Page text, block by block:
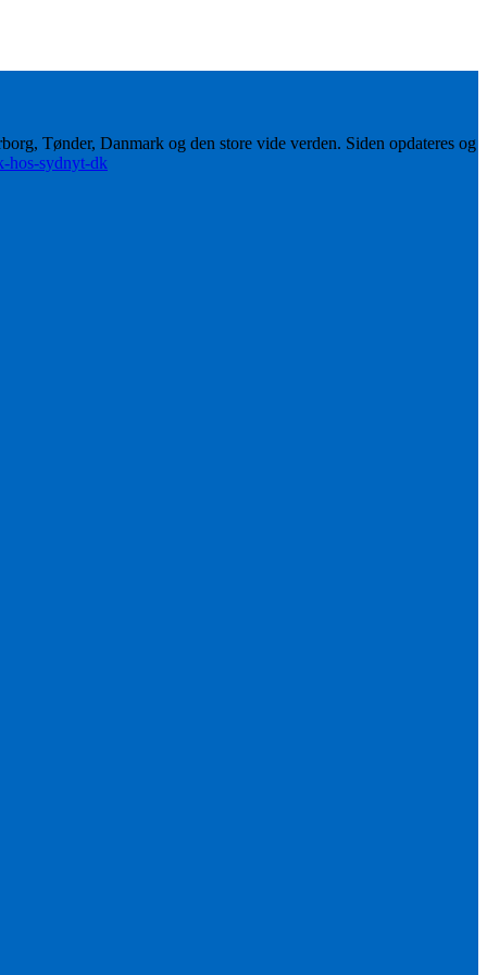
Tønder, Danmark og den store vide verden. Siden opdateres og
hos-sydnyt-dk